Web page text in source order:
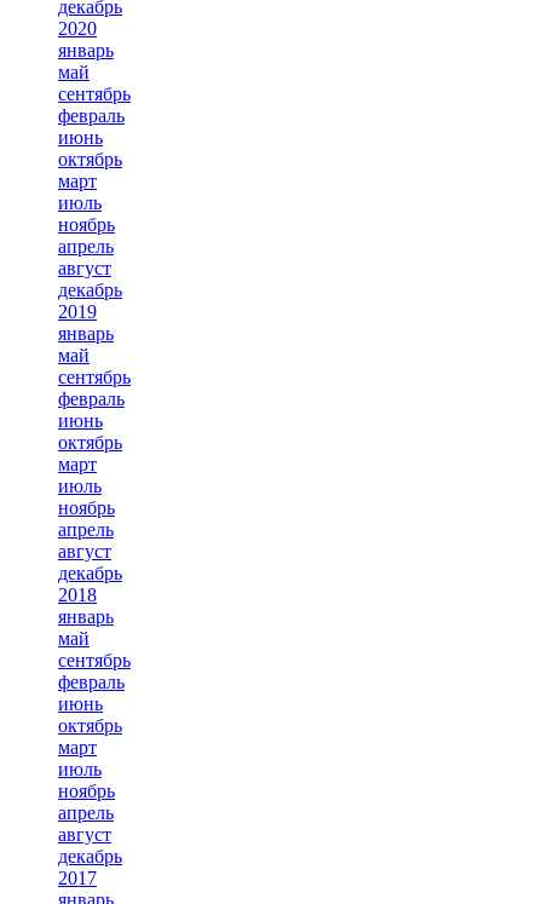
декабрь
2020
январь
май
сентябрь
февраль
июнь
октябрь
март
июль
ноябрь
апрель
август
декабрь
2019
январь
май
сентябрь
февраль
июнь
октябрь
март
июль
ноябрь
апрель
август
декабрь
2018
январь
май
сентябрь
февраль
июнь
октябрь
март
июль
ноябрь
апрель
август
декабрь
2017
январь